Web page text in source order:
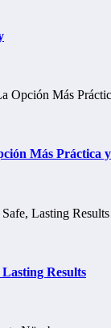
Más Práctica
Results